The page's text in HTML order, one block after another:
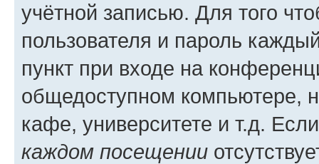
учётной записью. Для того
пользователя и пароль
пункт при входе на
общедоступном компьютере,
кафе, университете и т.д.
каждом посещении